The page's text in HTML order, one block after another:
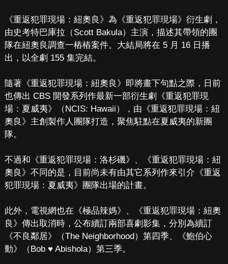
《重返犯罪現場：紐奧良》為《重返犯罪現場》衍生劇，
由史考特巴庫拉（Scott Bakula）主演，描述其帶領的團
隊在紐奧良調查一樁樁案件。大結局將在 5 月 16 日播
出，以全劇 155 集完結。
隨著《重返犯罪現場：紐奧良》即將畫下句點之際，日前
也傳出 CBS 開發系列作最新一部衍生劇《重返犯罪現
場：夏威夷》（NCIS: Hawaii），由《重返犯罪現場：紐
奧良》主創製作人團隊打造，聚焦駐點在夏威夷的新團
隊。
不過和《重返犯罪現場：洛杉磯》、《重返犯罪現場：紐
奧良》不同的是，目前尚未有由其它系列作來引介《重返
犯罪現場：夏威夷》團隊出場的計畫。
此外，電視網也在《極品辣媽》、《重返犯罪現場：紐奧
良》傳出取消時，公布續訂兩部喜劇影集，分別為續訂
《不良鄰居》（The Neighborhood）第四季、《鮑伯心
動》（Bob ♥ Abishola）第三季。